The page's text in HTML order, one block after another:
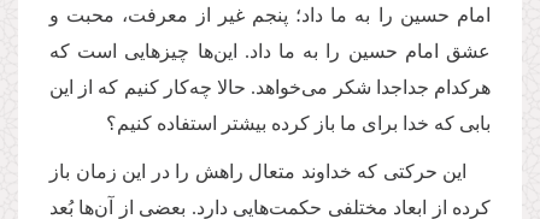
امام حسین را به ما داد؛ پنجم غیر از معرفت، محبت و
عشق امام حسین را به ما داد. این‌ها چیزهایی است که
هرکدام جداجدا شکر می‌خواهد. حالا چه‌کار کنیم که از این
بابی که خدا برای ما باز کرده بیشتر استفاده کنیم؟‌
این حرکتی که خداوند متعال راهش را در این زمان باز
کرده از ابعاد مختلفی حکمت‌هایی دارد. بعضی از آن‌ها بُعد